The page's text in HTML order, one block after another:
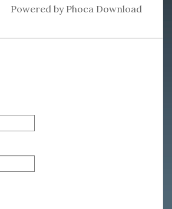
Powered by Phoca Download